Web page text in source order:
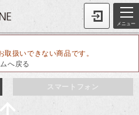
メニュー
扱いできない商品です。
へ戻る
スマートフォン